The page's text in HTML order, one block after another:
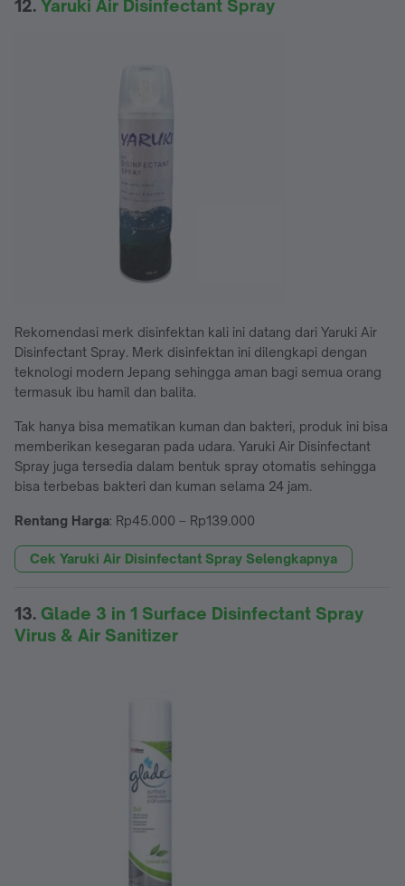
12. Yaruki Air Disinfectant Spray
Rekomendasi merk disinfektan kali ini datang dari Yaruki Air
Disinfectant Spray. Merk disinfektan ini dilengkapi dengan
teknologi modern Jepang sehingga aman bagi semua orang
termasuk ibu hamil dan balita.
Tak hanya bisa mematikan kuman dan bakteri, produk ini bisa
memberikan kesegaran pada udara. Yaruki Air Disinfectant
Spray juga tersedia dalam bentuk spray otomatis sehingga
bisa terbebas bakteri dan kuman selama 24 jam.
Rentang Harga: Rp45.000 – Rp139.000
Cek Yaruki Air Disinfectant Spray Selengkapnya
13. Glade 3 in 1 Surface Disinfectant Spray
Virus & Air Sanitizer